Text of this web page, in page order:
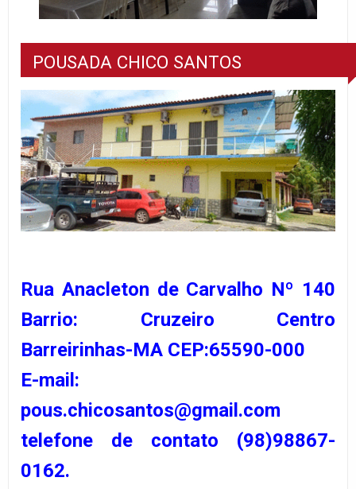
POUSADA CHICO SANTOS
Rua Anacleton de Carvalho Nº 140
Barrio: Cruzeiro Centro
Barreirinhas-MA CEP:65590-000
E-mail:
pous.chicosantos@gmail.com
telefone de contato (98)98867-
0162.